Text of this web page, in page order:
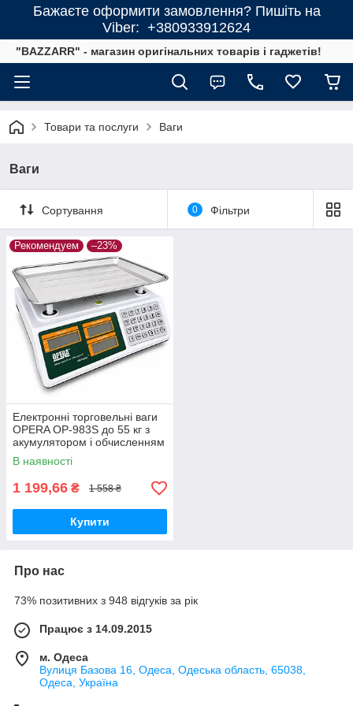
Бажаєте оформити замовлення? Пишіть на
Viber: +380933912624
"BAZZARR" - магазин оригінальних товарів і гаджетів!
Товари та послуги Ваги
Ваги
Сортування 0 Фільтри
Рекомендуем –23%
Електронні торговельні ваги
OPERA OP-983S до 55 кг з
акумулятором і обчисленням
вартості товару
В наявності
1 199,66 ₴ 1 558 ₴
Купити
Про нас
73% позитивних з 948 відгуків за рік
Працює з 14.09.2015
м. Одеса
Вулиця Базова 16, Одеса, Одеська область, 65038,
Одеса, Україна